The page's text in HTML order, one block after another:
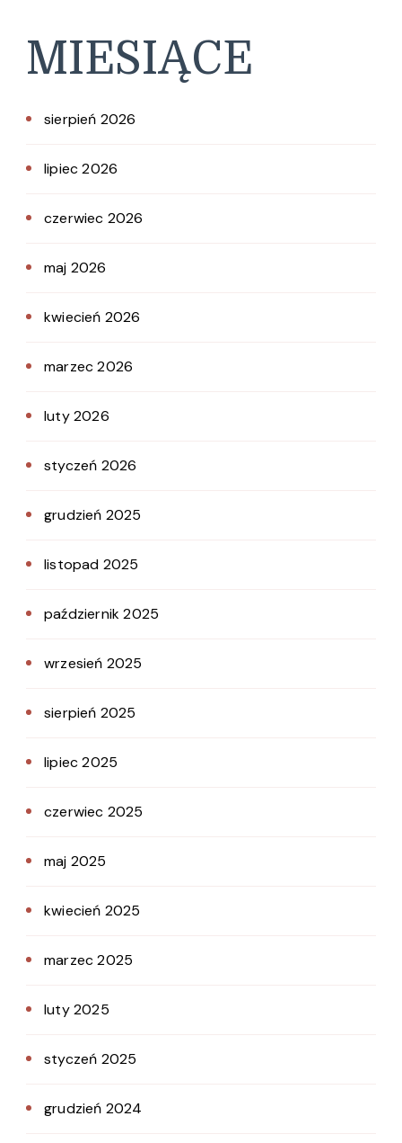
MIESIĄCE
sierpień 2026
lipiec 2026
czerwiec 2026
maj 2026
kwiecień 2026
marzec 2026
luty 2026
styczeń 2026
grudzień 2025
listopad 2025
październik 2025
wrzesień 2025
sierpień 2025
lipiec 2025
czerwiec 2025
maj 2025
kwiecień 2025
marzec 2025
luty 2025
styczeń 2025
grudzień 2024